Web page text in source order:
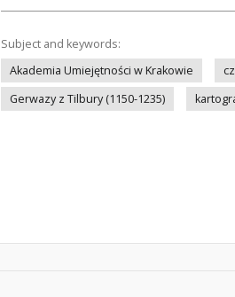
Subject and keywords:
Akademia Umiejętności w Krakowie
Gerwazy z Tilbury (1150-1235)